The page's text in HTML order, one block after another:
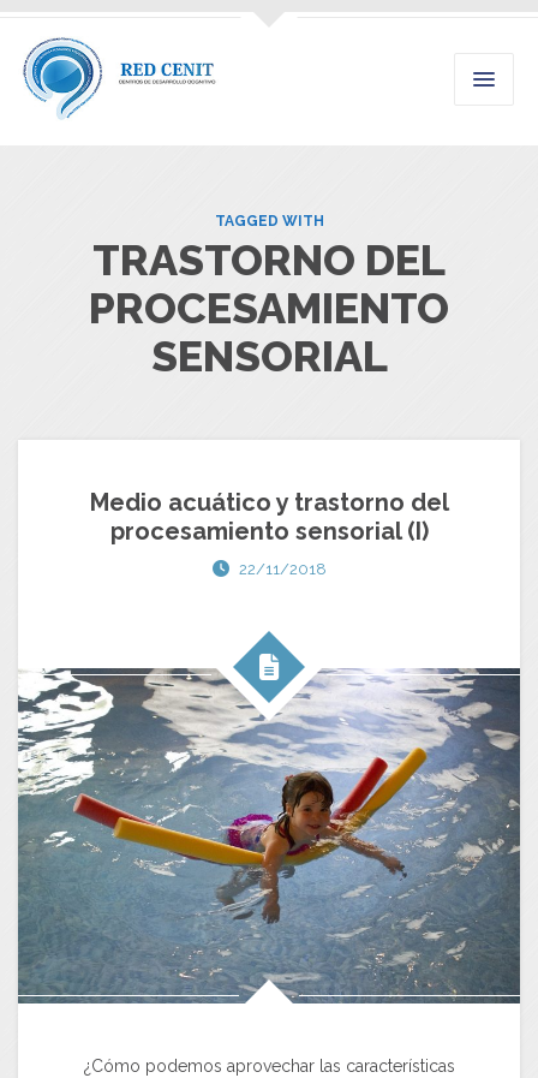
TAGGED WITH
TRASTORNO DEL
PROCESAMIENTO
SENSORIAL
Medio acuático y trastorno del
procesamiento sensorial (I)
22/11/2018
¿Cómo podemos aprovechar las características